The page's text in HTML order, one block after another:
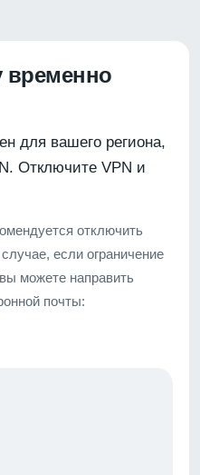
временно
для вашего региона,
Отключите VPN и
отключить
если ограничение
можете направить
почты: